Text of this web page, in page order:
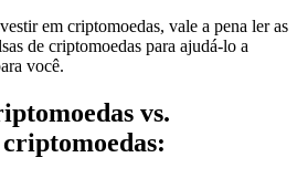
em criptomoedas, vale a pena ler as
de criptomoedas para ajudá-lo a
você.
vs.